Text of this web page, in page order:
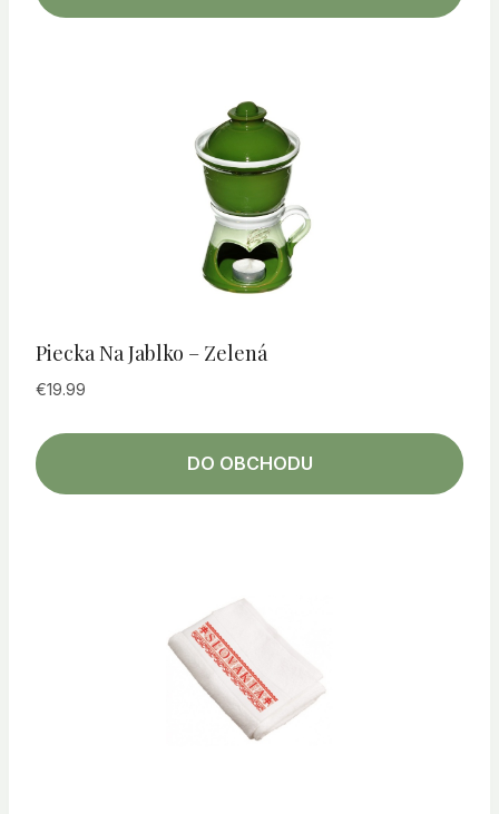
Piecka Na Jablko – Zelená
€19.99
DO OBCHODU